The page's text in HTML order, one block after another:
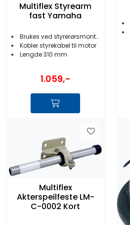
Multiflex Styrearm
fast Yamaha
Brukes ved styrerørsmontering
Kobler styrekabel til motor
Lengde 310 mm
1.059,-
Multiflex
Akterspeilfeste LM-
C-0002 Kort